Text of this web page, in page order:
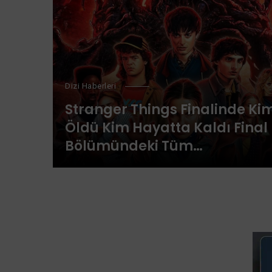
Dizi Haberleri
Stranger Things Finalinde
Öldü Kim Hayatta Kaldı Final
Bölümündeki Tüm
Karakterlerin Akıbeti